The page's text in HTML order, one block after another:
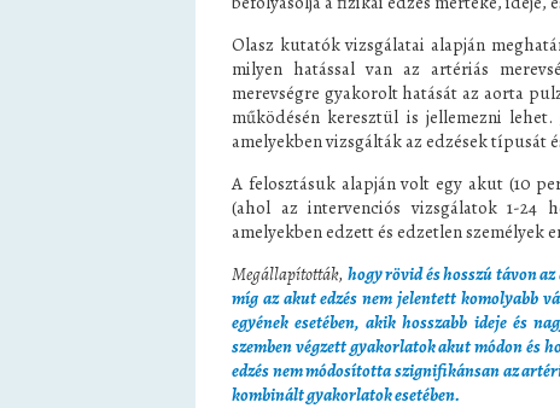
Olasz kutatók vizsgálatai alapján
milyen hatással van az artériás
merevségre gyakorolt ​​hatását az aorta
működésén keresztül is jellemezni
amelyekben vizsgálták az edzések típusát
A felosztásuk alapján volt egy akut (10
(ahol az intervenciós vizsgálatok 1-24
amelyekben edzett és edzetlen személyek
Megállapították, hogy rövid és hosszú távon
míg az akut edzés nem jelentett komolyabb
egyének esetében, akik hosszabb ideje és
szemben végzett gyakorlatok akut módon és
edzés nem módosította szignifikánsan az
kombinált gyakorlatok esetében.